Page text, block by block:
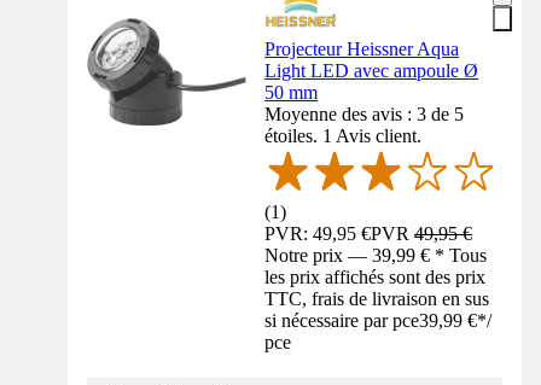
Projecteur Heissner Aqua
Light LED avec ampoule Ø
50 mm
Moyenne des avis : 3 de 5
étoiles. 1 Avis client.
(1)
PVR: 49,95 €PVR49,95 €
Notre prix — 39,99 € * Tous
les prix affichés sont des prix
TTC, frais de livraison en sus
si nécessaire par pce39,99 €*/
pce